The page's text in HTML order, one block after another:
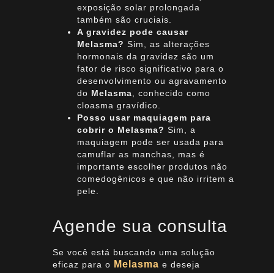
exposição solar prolongada
também são cruciais.
A gravidez pode causar
Melasma? Sim, as alterações
hormonais da gravidez são um
fator de risco significativo para o
desenvolvimento ou agravamento
do Melasma , conhecido como
cloasma gravídico.
Posso usar maquiagem para
cobrir o Melasma? Sim, a
maquiagem pode ser usada para
camuflar as manchas, mas é
importante escolher produtos não
comedogênicos e que não irritem a
pele.
Agende sua consulta
Se você está buscando uma solução
eficaz para o Melasma e deseja